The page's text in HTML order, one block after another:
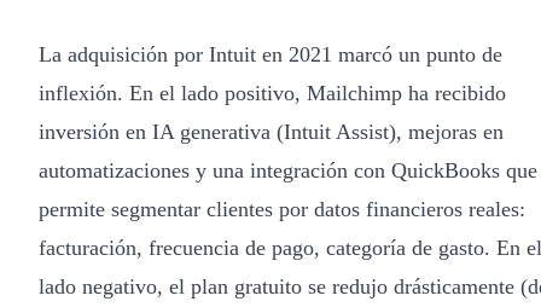
La adquisición por Intuit en 2021 marcó un punto de
inflexión. En el lado positivo, Mailchimp ha recibido
inversión en IA generativa (Intuit Assist), mejoras en
automatizaciones y una integración con QuickBooks que
permite segmentar clientes por datos financieros reales:
facturación, frecuencia de pago, categoría de gasto. En el
lado negativo, el plan gratuito se redujo drásticamente